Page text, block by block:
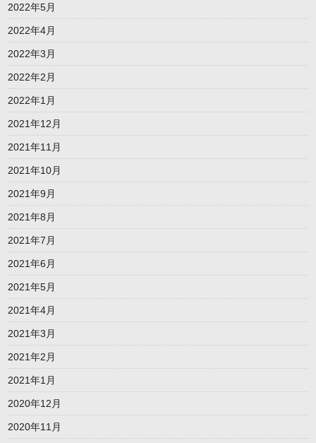
2022年5月
2022年4月
2022年3月
2022年2月
2022年1月
2021年12月
2021年11月
2021年10月
2021年9月
2021年8月
2021年7月
2021年6月
2021年5月
2021年4月
2021年3月
2021年2月
2021年1月
2020年12月
2020年11月